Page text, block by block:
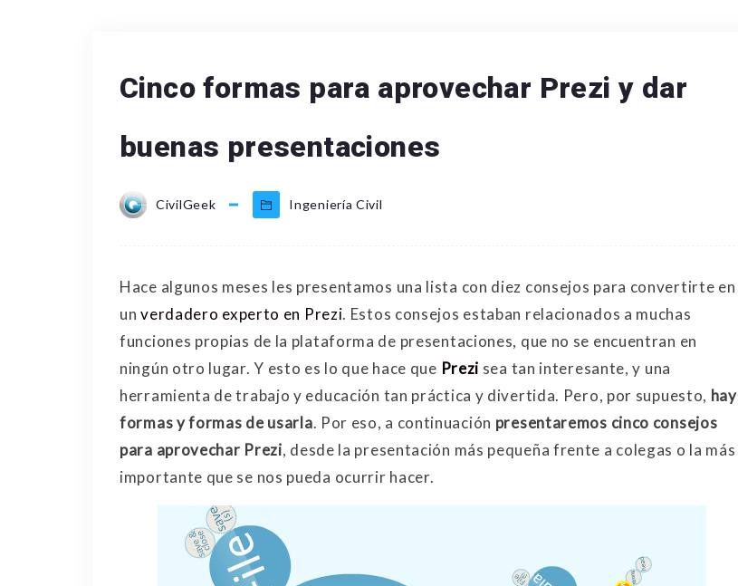
Cinco formas para aprovechar Prezi y dar
buenas presentaciones
CivilGeek Ingeniería Civil
Hace algunos meses les presentamos una lista con diez consejos para convertirte en
unverdadero experto en Prezi. Estos consejos estaban relacionados a muchas
funciones propias de la plataforma de presentaciones, que no se encuentran en
ningún otro lugar. Y esto es lo que hace que Prezi sea tan interesante, y una
herramienta de trabajo y educación tan práctica y divertida. Pero, por supuesto, hay
formas y formas de usarla. Por eso, a continuación presentaremos cinco consejos
para aprovechar Prezi, desde la presentación más pequeña frente a colegas o la más
importante que se nos pueda ocurrir hacer.